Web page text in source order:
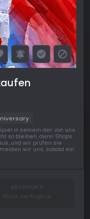
in keinem der von uns
so bleiben, denn Shops
und wir prüfen sie
wir uns, sobald ein
Nicht verfügbar